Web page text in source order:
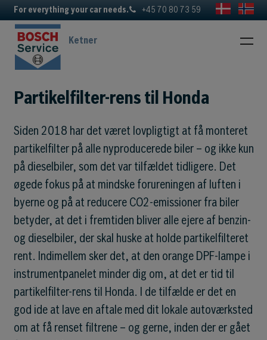
For everything your car needs. +45 70 80 73 59
Ketner
Partikelfilter-rens til Honda
Siden 2018 har det været lovpligtigt at få monteret
partikelfilter på alle nyproducerede biler – og ikke kun
på dieselbiler, som det var tilfældet tidligere. Det
øgede fokus på at mindske forureningen af luften i
byerne og på at reducere CO2-emissioner fra biler
betyder, at det i fremtiden bliver alle ejere af benzin-
og dieselbiler, der skal huske at holde partikelfilteret
rent. Indimellem sker det, at den orange DPF-lampe i
instrumentpanelet minder dig om, at det er tid til
partikelfilter-rens til Honda. I de tilfælde er det en
god ide at lave en aftale med dit lokale autoværksted
om at få renset filtrene – og gerne, inden der er gået